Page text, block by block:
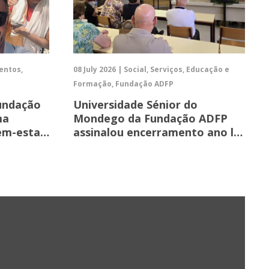
esta…
08 July 2026 | Social, Serviços, Educação e
Formação, Fundação ADFP
Universidade Sénior do
Mondego da Fundação ADFP
assinalou encerramento ano l…